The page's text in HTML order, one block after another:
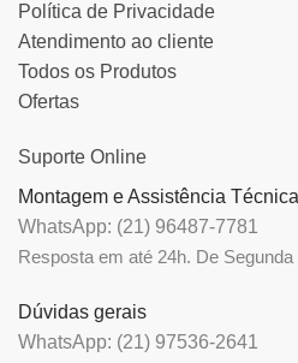
Política de Privacidade
Atendimento ao cliente
Todos os Produtos
Ofertas
Suporte Online
Montagem e Assistência Técnica
WhatsApp: (21) 96487-7781
Resposta em até 24h. De Segunda
Dúvidas gerais
WhatsApp: (21) 97536-2641